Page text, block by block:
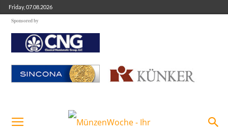
Friday, 07.08.2026
Sponsored by